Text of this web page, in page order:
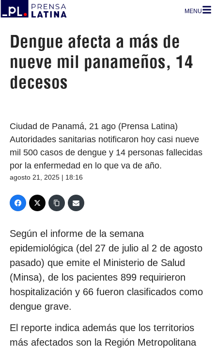
MENU
Dengue afecta a más de
nueve mil panameños, 14
decesos
Ciudad de Panamá, 21 ago (Prensa Latina)
Autoridades sanitarias notificaron hoy casi nueve
mil 500 casos de dengue y 14 personas fallecidas
por la enfermedad en lo que va de año.
agosto 21, 2025 | 18:16
Según el informe de la semana
epidemiológica (del 27 de julio al 2 de agosto
pasado) que emite el Ministerio de Salud
(Minsa), de los pacientes 899 requirieron
hospitalización y 66 fueron clasificados como
dengue grave.
El reporte indica además que los territorios
más afectados son la Región Metropolitana